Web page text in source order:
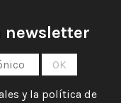
newsletter
y la política de